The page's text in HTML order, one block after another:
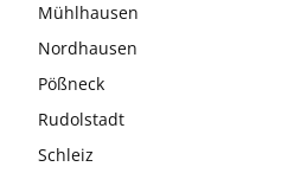
Mühlhausen
Nordhausen
Pößneck
Rudolstadt
Schleiz